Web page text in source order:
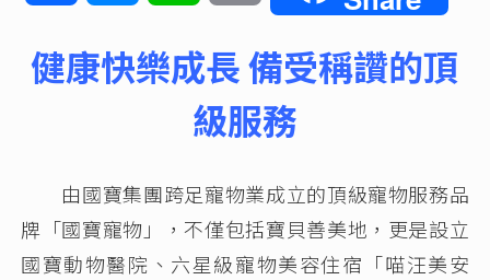
健康快樂成長 備受稱讚的頂
級服務
由國寶集團跨足寵物業成立的頂級寵物服務品
牌「國寶寵物」，不僅包括寶貝善美地，更是設立
國寶動物醫院、六星級寵物美容住宿「喵汪美安